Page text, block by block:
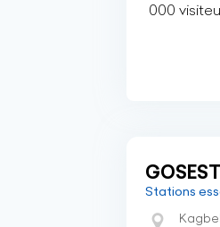
000
GOSEST
Stations